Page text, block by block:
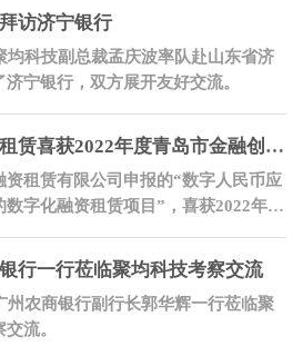
访济宁银行
均科技副总裁孟庆波率队赴山东省济
宁银行，双方展开友好交流。
聚量融资租赁喜获2022年度青岛市金融创新奖
资租赁有限公司申报的“数字人民币应
数字化融资租赁项目”，喜获2022年度
行一行莅临聚均科技考察交流
州农商银行副行长郭华辉一行莅临聚
流。